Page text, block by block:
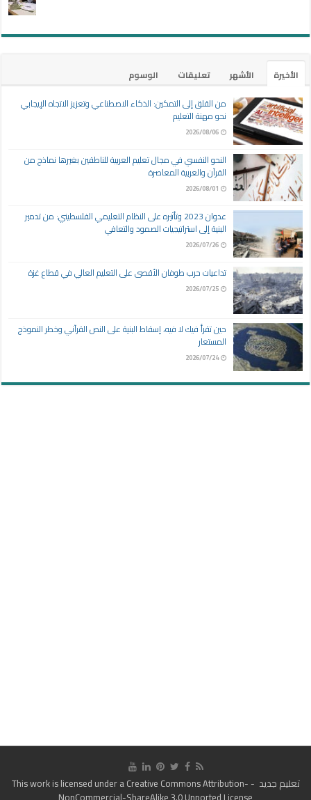
الأخيرة الأشهر تعليقات
الوسوم
من القلق إلى التمكين: الذكاء الاصطناعي وتعزيز الاتجاه الإيجابي
نحو مهنة التعليم
2026/08/06
النحو النفسي في مجال تعليم العربية للناطقين بغيرها نماذج من
القرآن والعربية المعاصرة
2026/08/01
عدوان 2023 وتأثيره على النظام التعليمي الفلسطيني: من تدمير
البنية إلى استراتيجيات الصمود والتعافي
2026/07/26
تداعيات حرب طوفان الأقصى على التعليم العالي في قطاع غزة
2026/07/25
حين تقرأ فيك لا فيه، إسقاط البنية على النص القرآني وخطر النموذج
المستعار
2026/07/24
تعليم جديد - This work is licensed under a
Creative Commons Attribution-